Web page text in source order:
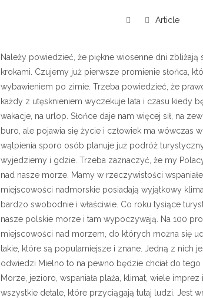
Article
Należy powiedzieć, że piękne wiosenne dni zbliżają
krokami. Czujemy już pierwsze promienie słońca,
wybawieniem po zimie. Trzeba powiedzieć, że
każdy z utęsknieniem wyczekuje lata i czasu kiedy
wakacje, na urlop. Słońce daje nam więcej sił, na
buro, ale pojawia się życie i człowiek ma wówczas
wątpienia sporo osób planuje już podróż
wyjedziemy i gdzie. Trzeba zaznaczyć, że my
nad nasze morze. Mamy w rzeczywistości
miejscowości nadmorskie posiadają wyjątkowy
bardzo swobodnie i właściwie. Co roku tysiące
nasze polskie morze i tam wypoczywają. Na 100
miejscowości nad morzem, do których można się
takie, które są popularniejsze i znane. Jedną z nich
odwiedzi Mielno to na pewno będzie chciał do tego
Morze, jezioro, wspaniała plaża, klimat, wiele imprez
wszystkie detale, które przyciągają tutaj ludzi. Jest